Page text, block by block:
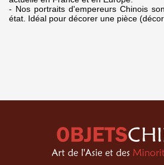
- Nos portraits d'empereurs Chinois
état. Idéal pour décorer une pièce